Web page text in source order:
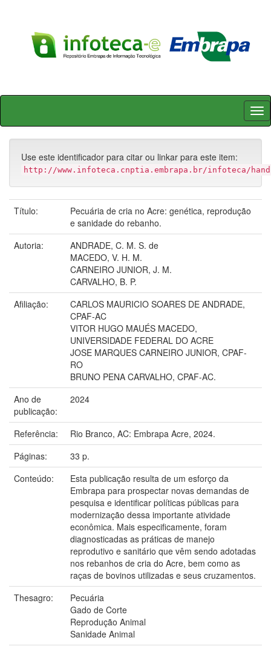
Skip
Use este identificador para citar ou linkar para este item:
http://www.infoteca.cnptia.embrapa.br/infoteca/
Título:
Pecuária de cria no Acre: genética, reprodução
e sanidade do rebanho.
Autoria:
ANDRADE, C. M. S. de
MACEDO, V. H. M.
CARNEIRO JUNIOR, J. M.
CARVALHO, B. P.
Afiliação:
CARLOS MAURICIO SOARES DE ANDRADE,
CPAF-AC
VITOR HUGO MAUÉS MACEDO,
UNIVERSIDADE FEDERAL DO ACRE
JOSE MARQUES CARNEIRO JUNIOR, CPAF-
RO
BRUNO PENA CARVALHO, CPAF-AC.
Ano de
publicação:
2024
Referência:
Rio Branco, AC: Embrapa Acre, 2024.
Páginas:
33 p.
Conteúdo:
Esta publicação resulta de um esforço da
Embrapa para prospectar novas demandas de
pesquisa e identificar políticas públicas para
modernização dessa importante atividade
econômica. Mais especificamente, foram
diagnosticadas as práticas de manejo
reprodutivo e sanitário que vêm sendo adotadas
nos rebanhos de cria do Acre, bem como as
raças de bovinos utilizadas e seus cruzamentos.
Thesagro:
Pecuária
Gado de Corte
Reprodução Animal
Sanidade Animal